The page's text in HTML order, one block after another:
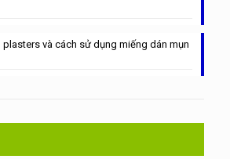
plasters và cách sử dụng miếng dán mụn